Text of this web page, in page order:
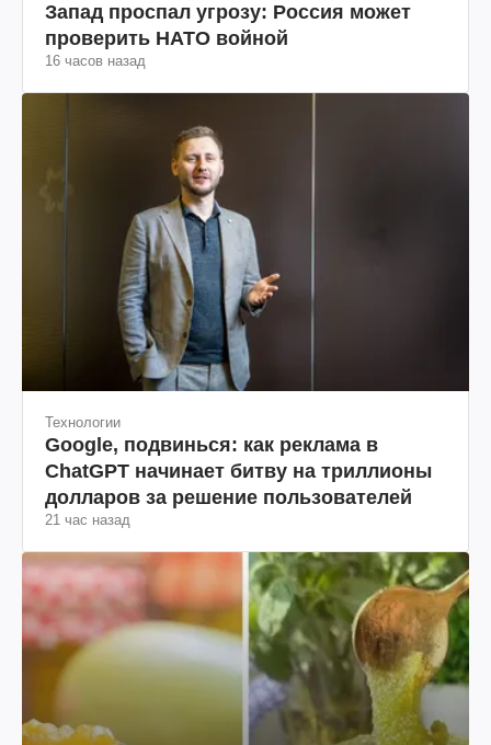
Запад проспал угрозу: Россия может
проверить НАТО войной
16 часов назад
Технологии
Google, подвинься: как реклама в
ChatGPT начинает битву на триллионы
долларов за решение пользователей
21 час назад